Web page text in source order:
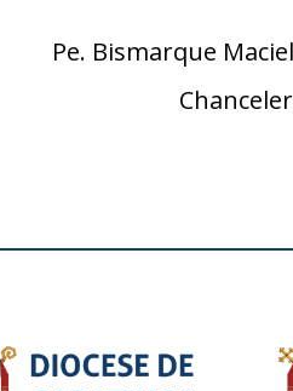
Pe. Bismarque
Chanceler